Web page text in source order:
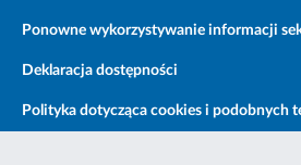
Ponowne wykorzystywanie informacji
Deklaracja dostępności
Polityka dotycząca cookies i podobnych